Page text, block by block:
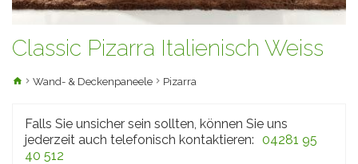
Classic Pizarra Italienisch Weiss
Wand- & Deckenpaneele Pizarra
Falls Sie unsicher sein sollten, können Sie uns
jederzeit auch telefonisch kontaktieren: 04281 95
40 512